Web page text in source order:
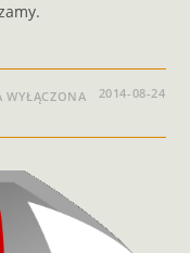
WYŁĄCZONA 2014-08-24